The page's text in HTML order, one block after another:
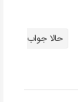
حالا جواب